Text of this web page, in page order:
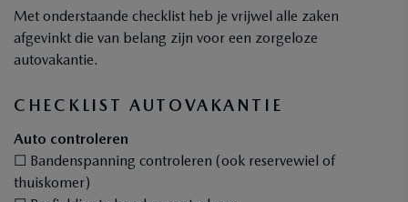
Met onderstaande checklist heb je vrijwel alle zaken
afgevinkt die van belang zijn voor een zorgeloze
autovakantie.
CHECKLIST AUTOVAKANTIE
Auto controleren
☐ Bandenspanning controleren (ook reservewiel of
thuiskomer)